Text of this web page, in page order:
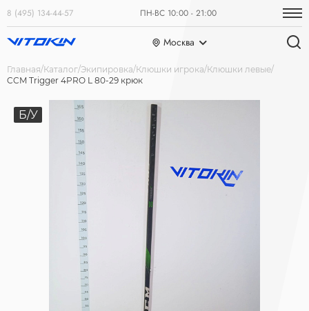
8 (495) 134-44-57 ПН-ВС 10:00 - 21:00
Москва
Главная Каталог Экипировка Клюшки игрока Клюшки левые
CCM Trigger 4PRO L 80-29 крюк
Б/У